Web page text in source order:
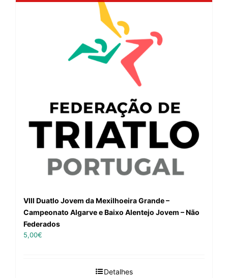
VIII Duatlo Jovem da Mexilhoeira Grande –
Campeonato Algarve e Baixo Alentejo Jovem – Não
Federados
5,00€
Detalhes